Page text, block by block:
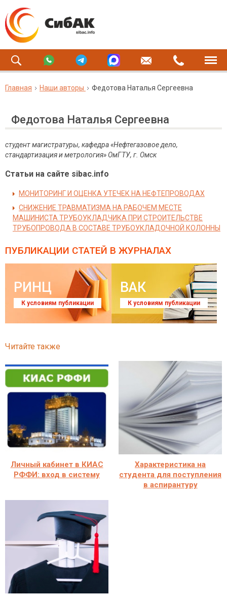
Главная Наши авторы Федотова Наталья Сергеевна
Федотова Наталья Сергеевна
студент магистратуры, кафедра «Нефтегазовое дело,
стандартизация и метрология» ОмГТУ, г. Омск
Статьи на сайте sibac.info
МОНИТОРИНГ И ОЦЕНКА УТЕЧЕК НА НЕФТЕПРОВОДАХ
СНИЖЕНИЕ ТРАВМАТИЗМА НА РАБОЧЕМ МЕСТЕ
МАШИНИСТА ТРУБОУКЛАДЧИКА ПРИ СТРОИТЕЛЬСТВЕ
ТРУБОПРОВОДА В СОСТАВЕ ТРУБОУКЛАДОЧНОЙ КОЛОННЫ
ПУБЛИКАЦИИ СТАТЕЙ В ЖУРНАЛАХ
РИНЦ
К условиям публикации
ВАК
К условиям публикации
Читайте также
Личный кабинет в КИАС
РФФИ: вход в систему
Характеристика на
студента для поступления
в аспирантуру